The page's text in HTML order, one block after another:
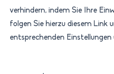
verhindern, indem Sie Ihre
folgen Sie hierzu diesem Link
entsprechenden Einstellungen